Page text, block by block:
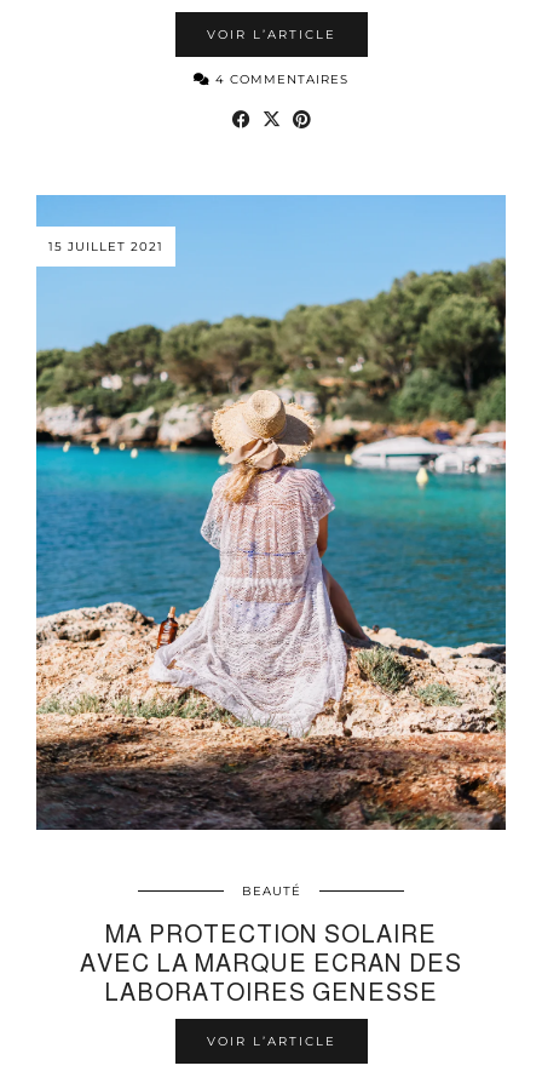
VOIR L’ARTICLE
4 COMMENTAIRES
15 JUILLET 2021
BEAUTÉ
MA PROTECTION SOLAIRE
AVEC LA MARQUE ECRAN DES
LABORATOIRES GENESSE
VOIR L’ARTICLE